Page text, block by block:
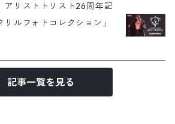
アリストトリスト26周年記
ルフォトコレクション」
記事一覧を見る